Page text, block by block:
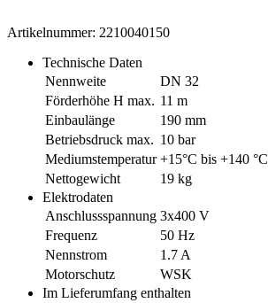
Artikelnummer: 2210040150
Technische Daten
Nennweite
DN 32
Förderhöhe H max. 11 m
Einbaulänge
190 mm
Betriebsdruck max. 10 bar
Mediumstemperatur +15°C bis +140 °C
Nettogewicht
19 kg
Elektrodaten
Anschlussspannung 3x400 V
Frequenz
50 Hz
Nennstrom
1.7 A
Motorschutz
WSK
Im Lieferumfang enthalten